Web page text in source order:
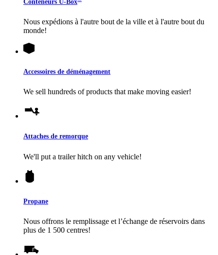
Conteneurs U-Box
Nous expédions à l'autre bout de la ville et à l'autre bout du
monde!
Accessoires de déménagement
We sell hundreds of products that make moving easier!
Attaches de remorque
We'll put a trailer hitch on any vehicle!
Propane
Nous offrons le remplissage et l’échange de réservoirs dans
plus de 1 500 centres!